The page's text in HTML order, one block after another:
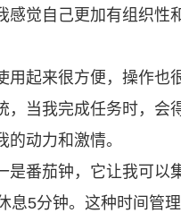
感觉自己更加有组织性
用起来很方便，操作也
，当我完成任务时，会
动力和激情。
是番茄钟，它让我可以
息5分钟。这种时间管